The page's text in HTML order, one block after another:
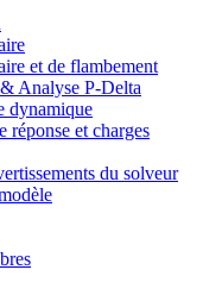
et de flambement
Analyse P-Delta
dynamique
réponse et charges
du solveur